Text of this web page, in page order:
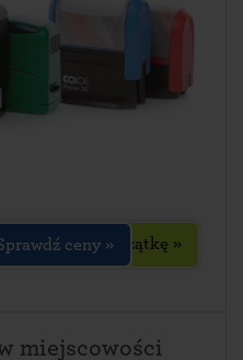
Zaprojektuj pieczątkę »
ceny »
miejscowości